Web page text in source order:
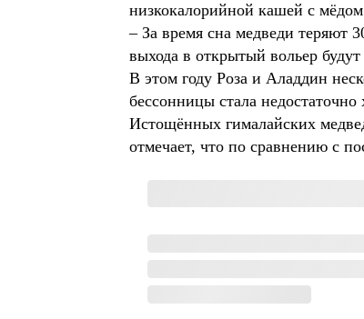
низкокалорийной кашей с
– За время сна медведи теряют
выхода в открытый вольер
В этом году Роза и Аладдин
бессонницы стала
Истощённых гималайских
отмечает, что по сравнению с